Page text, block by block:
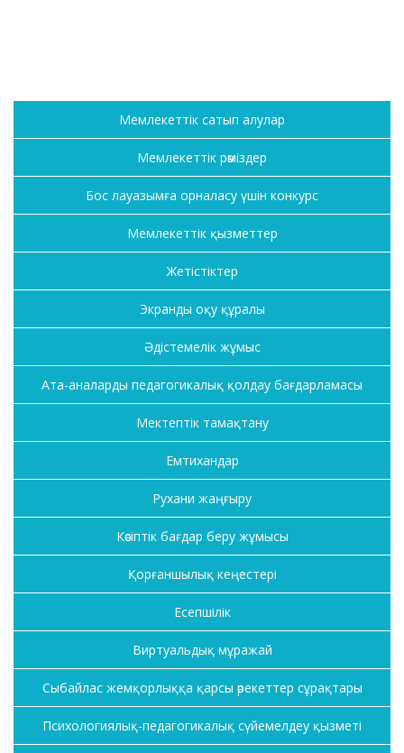
Мемлекеттік сатып алулар
Мемлекеттік рәміздер
Бос лауазымға орналасу үшін конкурс
Мемлекеттік қызметтер
Жетістіктер
Экранды оқу құралы
Әдістемелік жұмыс
Ата-аналарды педагогикалық қолдау бағдарламасы
Мектептік тамақтану
Емтихандар
Рухани жаңғыру
Кәсіптік бағдар беру жұмысы
Қорғаншылық кеңестері
Есепшілік
Виртуальдық мұражай
Сыбайлас жемқорлыққа қарсы әрекеттер сұрақтары
Психологиялық-педагогикалық сүйемелдеу қызметі